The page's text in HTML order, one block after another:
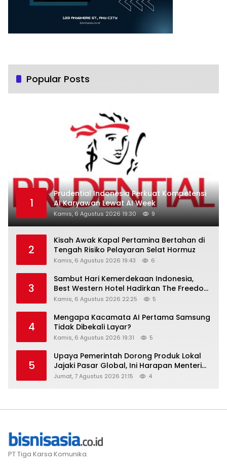
Popular Posts
1
Prudential Indonesia Perkuat Kompetensi
AI Karyawan Lewat AI Week
Kamis, 6 Agustus 2026 19:30 9
2
Kisah Awak Kapal Pertamina Bertahan di
Tengah Risiko Pelayaran Selat Hormuz
Kamis, 6 Agustus 2026 19:43 6
3
Sambut Hari Kemerdekaan Indonesia,
Best Western Hotel Hadirkan The Freedom
Stay Diskon Hingga 45%
Kamis, 6 Agustus 2026 22:25 5
4
Mengapa Kacamata AI Pertama Samsung
Tidak Dibekali Layar?
Kamis, 6 Agustus 2026 19:31 5
5
Upaya Pemerintah Dorong Produk Lokal
Jajaki Pasar Global, Ini Harapan Menteri
Perindustrian RI Lewat ILT dan IGT Expo
Jumat, 7 Agustus 2026 21:15 4
PT Tiga Karsa Komunika.